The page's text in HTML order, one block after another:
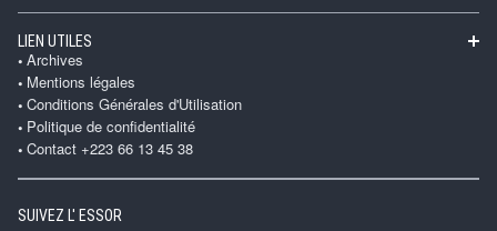
LIEN UTILES
Archives
Mentions légales
Conditions Générales d'Utilisation
Politique de confidentialité
Contact +223 66 13 45 38
SUIVEZ L' ESSOR